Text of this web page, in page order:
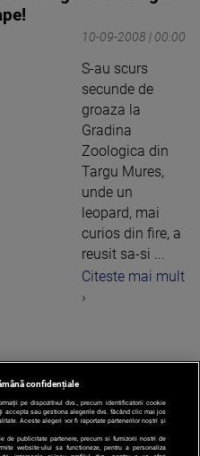
10-09-2008 | 00:00
S-au scurs
secunde de
groaza la
Gradina
Zoologica din
Targu Mures,
unde un
leopard, mai
curios din fire, a
reusit sa-si ...
Citeste mai mult
›
confidențiale
pe dispozitivul dvs., precum identificatorii cookie
accepta sau gestiona alegerile dvs. făcând clic mai jos
Aceste alegeri vor fi raportate partenerilor noștri și
de publicitate partenere, precum si furnizorii nostri de
website-ului sa functioneze, pentru a personaliza